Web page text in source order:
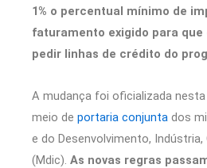
1% o percentual mínimo de
faturamento exigido para que
pedir linhas de crédito do
A mudança foi oficializada
meio de portaria conjunta dos
e do Desenvolvimento,
(Mdic). As novas regras